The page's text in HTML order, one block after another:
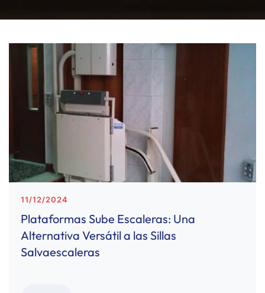
11/12/2024
Plataformas Sube Escaleras: Una
Alternativa Versátil a las Sillas
Salvaescaleras